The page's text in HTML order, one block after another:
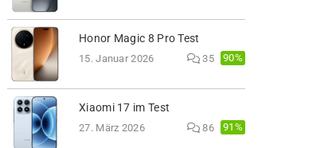
Honor Magic 8 Pro Test
15. Januar 2026 35 90%
Xiaomi 17 im Test
27. März 2026 86 91%